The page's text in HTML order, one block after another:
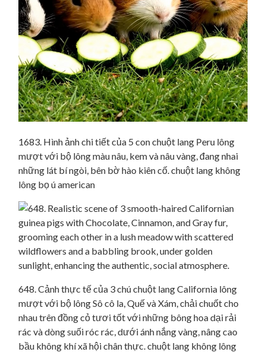
1683. Hình ảnh chi tiết của 5 con chuột lang Peru lông
mượt với bộ lông màu nâu, kem và nâu vàng, đang nhai
những lát bí ngòi, bên bờ hào kiên cố. chuột lang không
lông bọ ú american
648. Cảnh thực tế của 3 chú chuột lang California lông
mượt với bộ lông Sô cô la, Quế và Xám, chải chuốt cho
nhau trên đồng cỏ tươi tốt với những bông hoa dại rải
rác và dòng suối róc rác, dưới ánh nắng vàng, nâng cao
bầu không khí xã hội chân thực. chuột lang không lông